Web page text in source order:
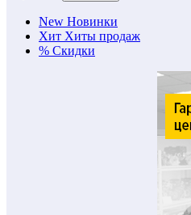
New Новинки
Хит Хиты продаж
% Скидки